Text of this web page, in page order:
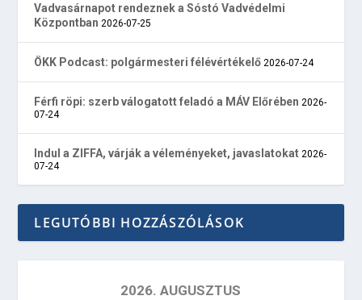
Vadvasárnapot rendeznek a Sóstó Vadvédelmi
Központban 2026-07-25
ÖKK Podcast: polgármesteri félévértékelő 2026-07-24
Férfi röpi: szerb válogatott feladó a MÁV Előrében 2026-
07-24
Indul a ZIFFA, várják a véleményeket, javaslatokat 2026-
07-24
LEGUTÓBBI HOZZÁSZÓLÁSOK
2026. AUGUSZTUS